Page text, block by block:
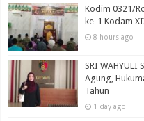
Kodim 0321/
ke-1 Kodam
8 hours ago
SRI WAHYULI
Agung,
Tahun
1 day ago